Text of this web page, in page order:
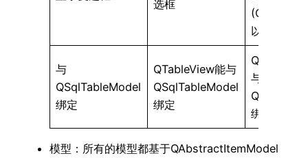
选框
以设置复
与
QSqlTableModel
绑定
QTableView能与
QSqlTableModel
绑定
与
绑定
模型：所有的模型都基于QAbstractItemModel